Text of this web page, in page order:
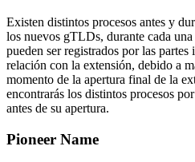
Existen distintos procesos antes y
los nuevos gTLDs, durante cada
pueden ser registrados por las partes
relación con la extensión, debido a
momento de la apertura final de la
encontrarás los distintos procesos
antes de su apertura.
Pioneer Name